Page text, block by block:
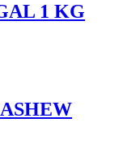
1 KG